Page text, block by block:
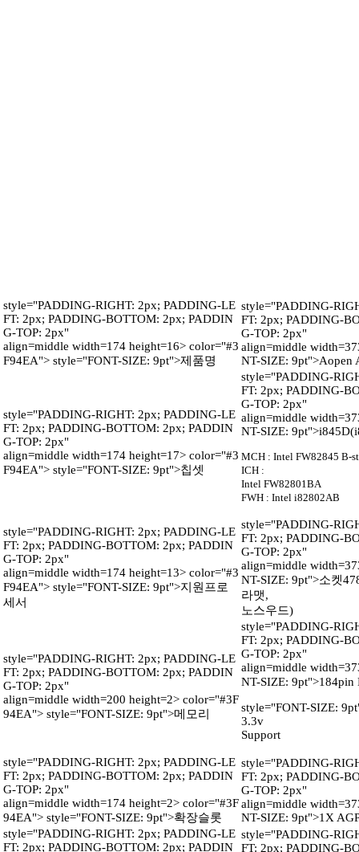
style="PADDING-RIGHT: 2px; PADDING-LE
FT: 2px; PADDING-BOTTOM: 2px; PADDIN
G-TOP: 2px"
align=middle width=174 height=16> color="#3
F94EA"> style="FONT-SIZE: 9pt">제품명
style="PADDING-
FT: 2px; PADDING-
G-TOP: 2px"
align=middle
NT-SIZE: 9pt">Aopen
style="PADDING-RIGHT: 2px; PADDING-LE
FT: 2px; PADDING-BOTTOM: 2px; PADDIN
G-TOP: 2px"
align=middle width=174 height=17> color="#3
F94EA"> style="FONT-SIZE: 9pt">칩셋
style="PADDING-
FT: 2px; PADDING-
G-TOP: 2px"
align=middle
NT-SIZE:
MCH : Intel FW82845 B-
ICH :
Intel FW82801BA
FWH : Intel i82802AB
style="PADDING-RIGHT: 2px; PADDING-LE
FT: 2px; PADDING-BOTTOM: 2px; PADDIN
G-TOP: 2px"
align=middle width=174 height=13> color="#3
F94EA"> style="FONT-SIZE: 9pt">지원프로
세서
style="PADDING-
FT: 2px; PADDING-
G-TOP: 2px"
align=middle
NT-SIZE: 9pt">소켓
라맷,
노스우드)
style="PADDING-RIGHT: 2px; PADDING-LE
FT: 2px; PADDING-BOTTOM: 2px; PADDIN
G-TOP: 2px"
align=middle width=200 height=2> color="#3F
94EA"> style="FONT-SIZE: 9pt">메모리
style="PADDING-
FT: 2px; PADDING-
G-TOP: 2px"
align=middle
NT-SIZE:
style="FONT-SIZE:
3.3v
Support
style="PADDING-RIGHT: 2px; PADDING-LE
FT: 2px; PADDING-BOTTOM: 2px; PADDIN
G-TOP: 2px"
align=middle width=174 height=2> color="#3F
94EA"> style="FONT-SIZE: 9pt">확장슬롯
style="PADDING-
FT: 2px; PADDING-
G-TOP: 2px"
align=middle
NT-SIZE: 9pt">1X
style="PADDING-RIGHT: 2px; PADDING-LE
FT: 2px; PADDING-BOTTOM: 2px; PADDIN
style="PADDING-
FT: 2px; PADDING-